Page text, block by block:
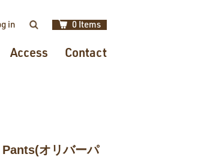
in 0 Items
Access Contact
オリバーパ